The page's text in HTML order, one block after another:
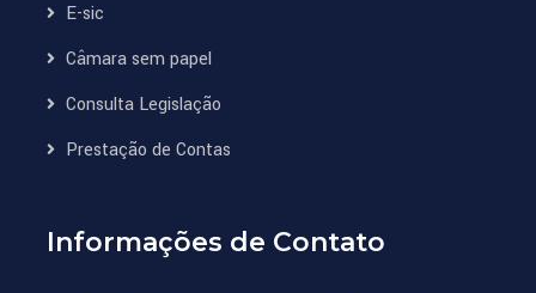
E-sic
Câmara sem papel
Consulta Legislação
Prestação de Contas
Informações de Contato